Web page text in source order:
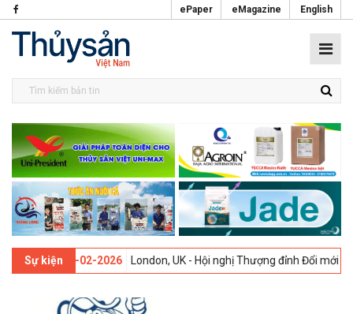
ePaper eMagazine English
Sự kiện
thứ 13 -09-02-2026 London, UK - Hội nghị Thượng đỉnh Đổi mới